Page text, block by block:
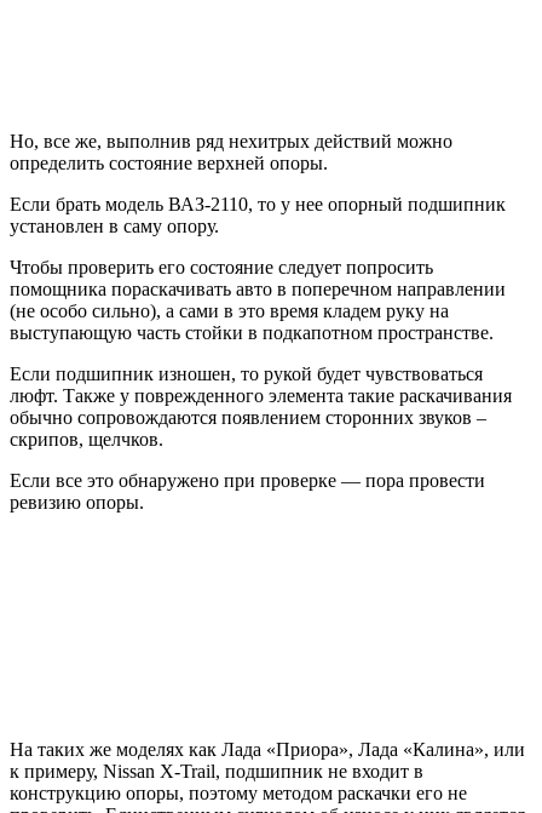
Но, все же, выполнив ряд нехитрых действий можно
определить состояние верхней опоры.
Если брать модель ВАЗ-2110, то у нее опорный подшипник
установлен в саму опору.
Чтобы проверить его состояние следует попросить
помощника пораскачивать авто в поперечном направлении
(не особо сильно), а сами в это время кладем руку на
выступающую часть стойки в подкапотном пространстве.
Если подшипник изношен, то рукой будет чувствоваться
люфт. Также у поврежденного элемента такие раскачивания
обычно сопровождаются появлением сторонних звуков –
скрипов, щелчков.
Если все это обнаружено при проверке — пора провести
ревизию опоры.
На таких же моделях как Лада «Приора», Лада «Калина», или
к примеру, Nissan X-Trail, подшипник не входит в
конструкцию опоры, поэтому методом раскачки его не